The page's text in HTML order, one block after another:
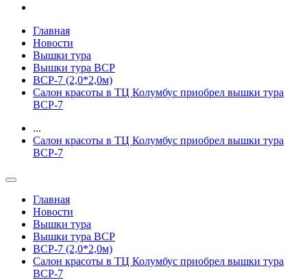
Главная
Новости
Вышки тура
Вышки тура ВСР
ВСР-7 (2,0*2,0м)
Салон красоты в ТЦ Колумбус приобрел вышки тура
ВСР-7
...
Салон красоты в ТЦ Колумбус приобрел вышки тура
ВСР-7
Главная
Новости
Вышки тура
Вышки тура ВСР
ВСР-7 (2,0*2,0м)
Салон красоты в ТЦ Колумбус приобрел вышки тура
ВСР-7